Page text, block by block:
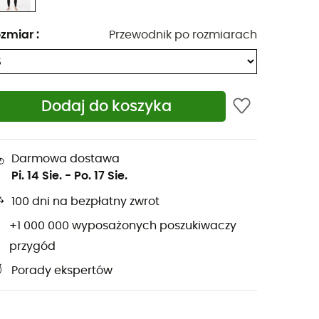
: Przewodnik po rozmiarach
Dodaj do koszyka
Darmowa dostawa
Pi. 14 Sie. - Po. 17 Sie.
100 dni na bezpłatny zwrot
+1 000 000 wyposażonych poszukiwaczy
przygód
Porady ekspertów